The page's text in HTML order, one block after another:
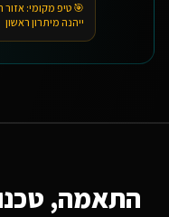
🎯 טיפ מקומי: אזור
ייהנה מיתרון ראשון
התאמה,